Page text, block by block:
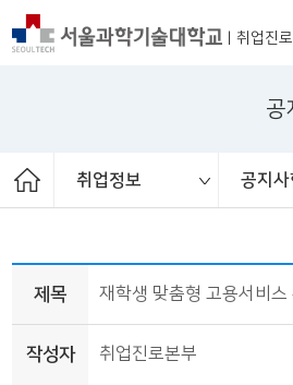
|취업진
공
취업정보 공지사
취
프
채
취
ST커
취업
공
대
청
취업
보
제목 재학생 맞춤형 고용서비스
작성자 취업진로본부